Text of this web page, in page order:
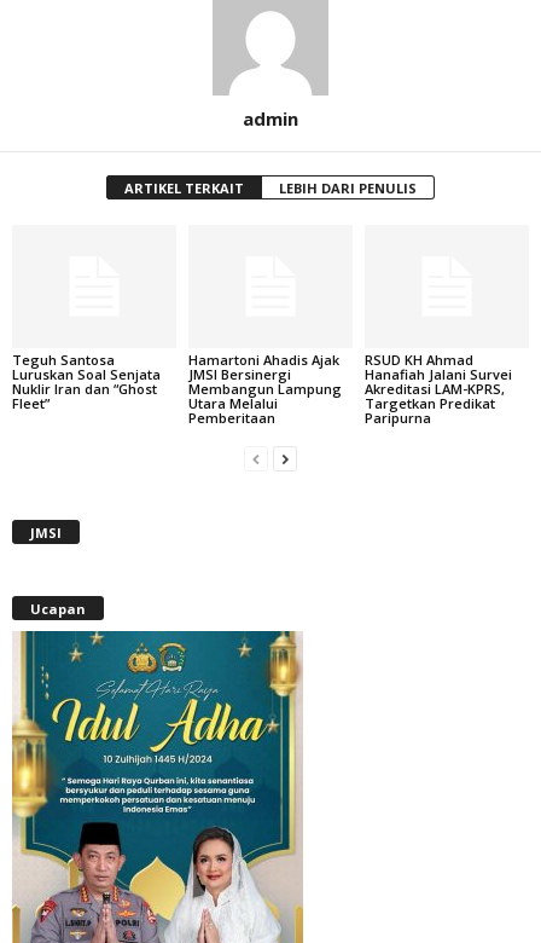
admin
ARTIKEL TERKAIT LEBIH DARI PENULIS
Teguh Santosa
Luruskan Soal Senjata
Nuklir Iran dan “Ghost
Fleet”
Hamartoni Ahadis Ajak
JMSI Bersinergi
Membangun Lampung
Utara Melalui
Pemberitaan
RSUD KH Ahmad
Hanafiah Jalani Survei
Akreditasi LAM-KPRS,
Targetkan Predikat
Paripurna
JMSI
Ucapan